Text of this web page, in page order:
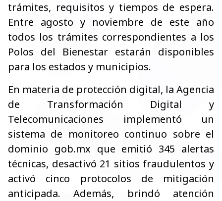
trámites, requisitos y tiempos de espera.
Entre agosto y noviembre de este año
todos los trámites correspondientes a los
Polos del Bienestar estarán disponibles
para los estados y municipios.
En materia de protección digital, la Agencia
de Transformación Digital y
Telecomunicaciones implementó un
sistema de monitoreo continuo sobre el
dominio gob.mx que emitió 345 alertas
técnicas, desactivó 21 sitios fraudulentos y
activó cinco protocolos de mitigación
anticipada. Además, brindó atención